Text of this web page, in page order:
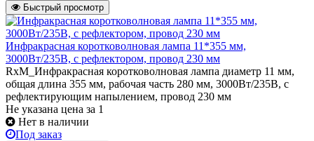
Быстрый просмотр
Инфракрасная коротковолновая лампа 11*355 мм,
3000Вт/235В, с рефлектором, провод 230 мм
RxM_Инфракрасная коротковолновая лампа диаметр 11 мм,
общая длина 355 мм, рабочая часть 280 мм, 3000Вт/235В, с
рефлектирующим напылением, провод 230 мм
Не указана цена за 1
Нет в наличии
Под заказ